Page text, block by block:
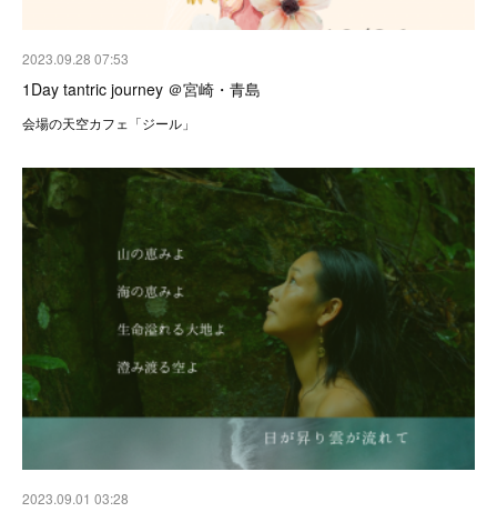
2023.09.28 07:53
1Day tantric journey ＠宮崎・青島
会場の天空カフェ「ジール」
2023.09.01 03:28